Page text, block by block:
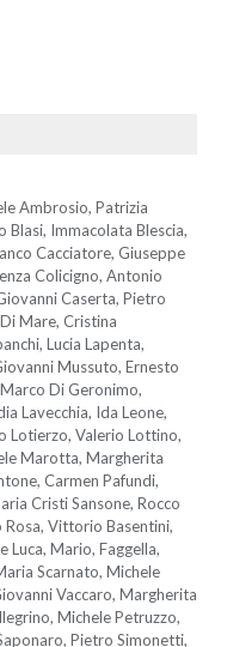
Ambrosio, Patrizia
Blasi, Immacolata Blescia,
Cacciatore, Giuseppe
Colicigno, Antonio
Caserta, Pietro
Mare, Cristina
Lucia Lapenta,
Mussuto, Ernesto
Di Geronimo,
Lavecchia, Ida Leone,
Lotierzo, Valerio Lottino,
Marotta, Margherita
Carmen Pafundi,
Cristi Sansone, Rocco
Vittorio Basentini,
Luca, Mario, Faggella,
Scarnato, Michele
Vaccaro, Margherita
Michele Petruzzo,
Pietro Simonetti,